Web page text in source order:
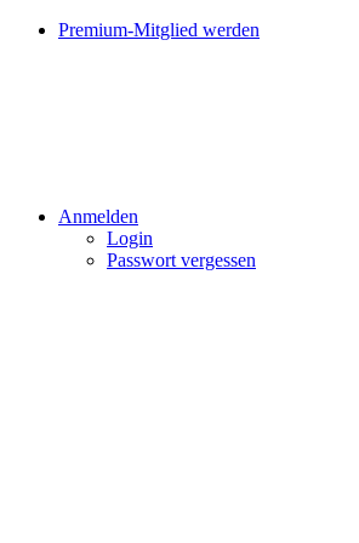
Premium-Mitglied werden
Anmelden
Login
Passwort vergessen